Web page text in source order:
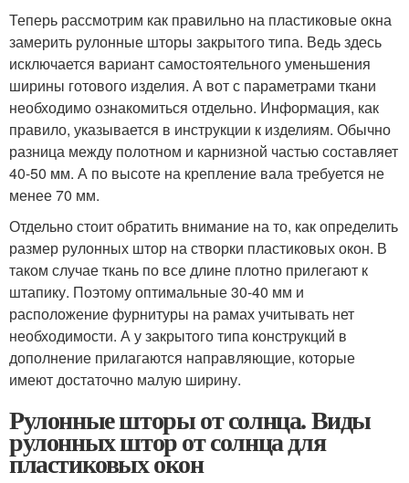
Теперь рассмотрим как правильно на пластиковые окна
замерить рулонные шторы закрытого типа. Ведь здесь
исключается вариант самостоятельного уменьшения
ширины готового изделия. А вот с параметрами ткани
необходимо ознакомиться отдельно. Информация, как
правило, указывается в инструкции к изделиям. Обычно
разница между полотном и карнизной частью составляет
40-50 мм. А по высоте на крепление вала требуется не
менее 70 мм.
Отдельно стоит обратить внимание на то, как определить
размер рулонных штор на створки пластиковых окон. В
таком случае ткань по все длине плотно прилегают к
штапику. Поэтому оптимальные 30-40 мм и
расположение фурнитуры на рамах учитывать нет
необходимости. А у закрытого типа конструкций в
дополнение прилагаются направляющие, которые
имеют достаточно малую ширину.
Рулонные шторы от солнца. Виды
рулонных штор от солнца для
пластиковых окон